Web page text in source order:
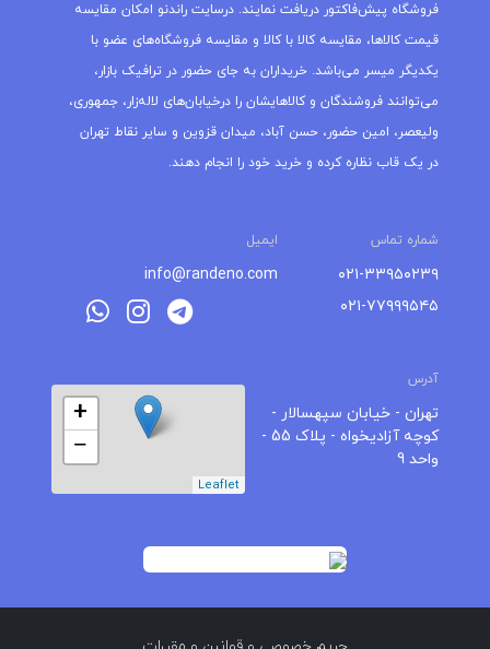
فروشگاه پیش‌فاکتور دریافت نمایند. درسایت راندنو امکان مقایسه
قیمت کالاها، مقایسه کالا با کالا و مقایسه فروشگاه‌های عضو با
یکدیگر میسر می‌باشد. خریداران به جای حضور در ترافیک بازار،
می‌توانند فروشندگان و کالاهایشان را درخیابان‌های لاله‌زار، جمهوری،
ولیعصر، امین حضور، حسن آباد، میدان قزوین و سایر نقاط تهران
در یک قاب نظاره کرده و خرید خود را انجام دهند.
شماره تماس ایمیل
۰۲۱-۳۳۹۵۰۲۳۹
۰۲۱-۷۷۹۹۹۵۴۵
info@randeno.com
آدرس
تهران - خیابان سپهسالار -
کوچه آزادیخواه - پلاک 55 -
واحد 9
+
−
Leaflet